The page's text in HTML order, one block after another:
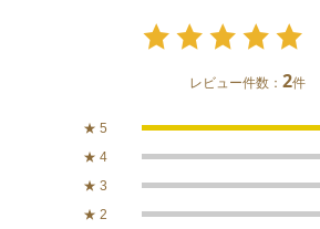
レビュー件数：2件
★ 5
★ 4
★ 3
★ 2